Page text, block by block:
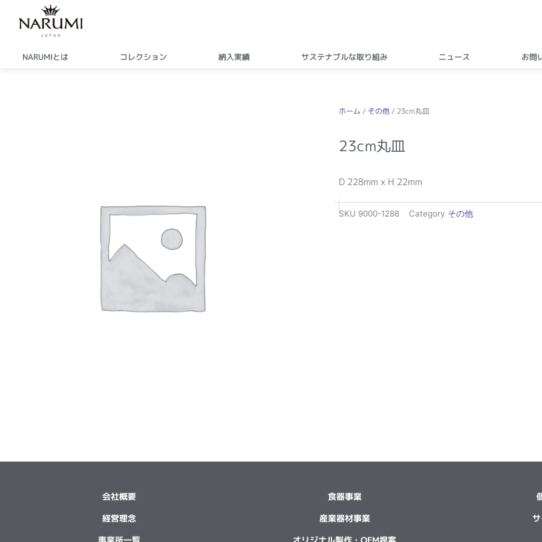
NARUMIとは コレクション 納入実績 サステナブルな取り組み ニュース お問
ホーム / その他 / 23cm丸皿
23cm丸皿
D 228mm x H 22mm
SKU 9000-1288 Category その他
会社概要
経営理念
事業所一覧
食器事業
産業器材事業
オリジナル製作・OEM提案